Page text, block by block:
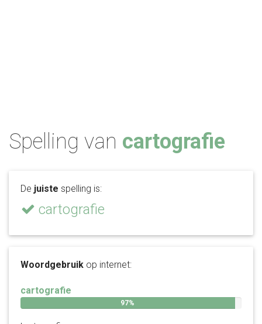
Spelling van cartografie
De juiste spelling is:
cartografie
Woordgebruik op internet:
cartografie
97%